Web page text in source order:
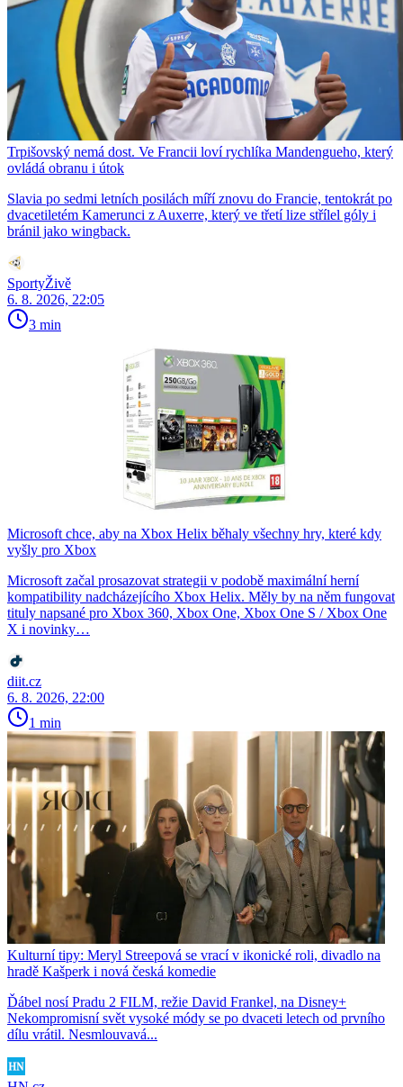
Trpišovský nemá dost. Ve Francii loví rychlíka Mandengueho, který
ovládá obranu i útok
Slavia po sedmi letních posilách míří znovu do Francie, tentokrát po
dvacetiletém Kamerunci z Auxerre, který ve třetí lize střílel góly i
bránil jako wingback.
SportyŽivě
6. 8. 2026, 22:05
3 min
Microsoft chce, aby na Xbox Helix běhaly všechny hry, které kdy
vyšly pro Xbox
Microsoft začal prosazovat strategii v podobě maximální herní
kompatibility nadcházejícího Xbox Helix. Měly by na něm fungovat
tituly napsané pro Xbox 360, Xbox One, Xbox One S / Xbox One
X i novinky…
diit.cz
6. 8. 2026, 22:00
1 min
Kulturní tipy: Meryl Streepová se vrací v ikonické roli, divadlo na
hradě Kašperk i nová česká komedie
Ďábel nosí Pradu 2 FILM, režie David Frankel, na Disney+
Nekompromisní svět vysoké módy se po dvaceti letech od prvního
dílu vrátil. Nesmlouvavá...